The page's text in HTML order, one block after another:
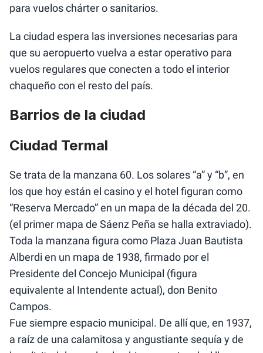
para vuelos chárter o sanitarios.
La ciudad espera las inversiones necesarias para
que su aeropuerto vuelva a estar operativo para
vuelos regulares que conecten a todo el interior
chaqueño con el resto del país.
Barrios de la ciudad
Ciudad Termal
Se trata de la manzana 60. Los solares “a” y “b”, en
los que hoy están el casino y el hotel figuran como
“Reserva Mercado” en un mapa de la década del 20.
(el primer mapa de Sáenz Peña se halla extraviado).
Toda la manzana figura como Plaza Juan Bautista
Alberdi en un mapa de 1938, firmado por el
Presidente del Concejo Municipal (figura
equivalente al Intendente actual), don Benito
Campos.
Fue siempre espacio municipal. De allí que, en 1937,
a raíz de una calamitosa y angustiante sequía y de